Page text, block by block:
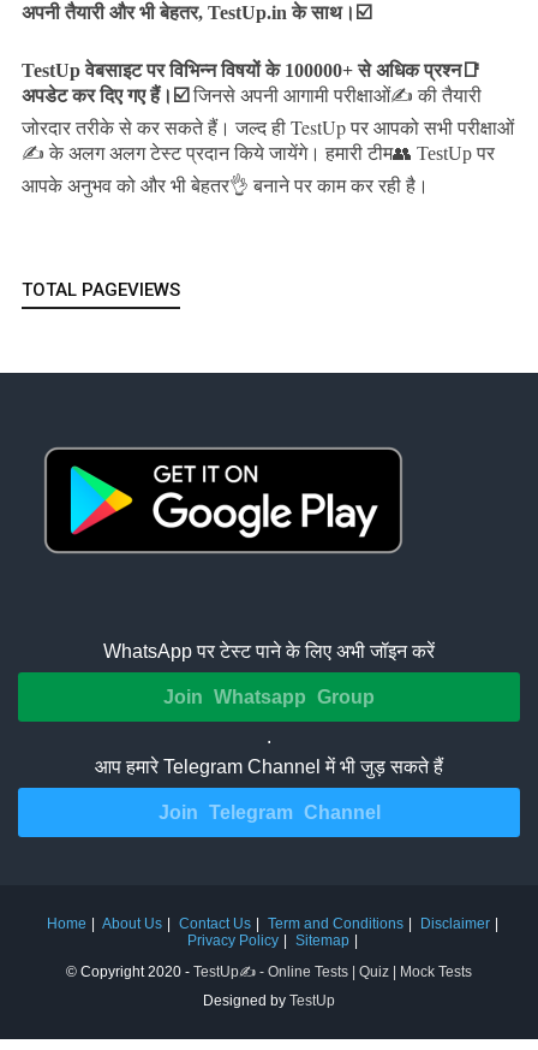
अपनी तैयारी और भी बेहतर, TestUp.in के साथ।☑️
TestUp वेबसाइट पर विभिन्न विषयों के 100000+ से अधिक प्रश्न📑
अपडेट कर दिए गए हैं। ☑️ जिनसे अपनी आगामी परीक्षाओं✍️ की तैयारी
जोरदार तरीके से कर सकते हैं।जल्द ही TestUp पर आपको सभी परीक्षाओं
✍️ के अलग अलग टेस्ट प्रदान किये जायेंगे। हमारी टीम👥 TestUp पर
आपके अनुभव को और भी बेहतर👌 बनाने पर काम कर रही है।
TOTAL PAGEVIEWS
WhatsApp पर टेस्ट पाने के लिए अभी जॉइन करें
Join Whatsapp Group
.
आप हमारे Telegram Channel में भी जुड़ सकते हैं
Join Telegram Channel
Home About Us Contact Us Term and Conditions
Disclaimer
Privacy Policy
Sitemap
© Copyright 2020 - TestUp✍️ - Online Tests | Quiz | Mock Tests
Designed by TestUp